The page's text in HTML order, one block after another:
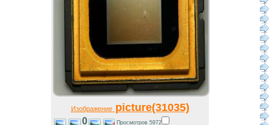
Изображениеpicture(31035)
0 Просмотров 5972